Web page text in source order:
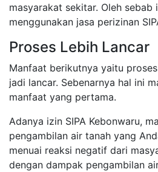
masyarakat sekitar. Oleh sebab
menggunakan jasa perizinan
Proses Lebih Lancar
Manfaat berikutnya yaitu
jadi lancar. Sebenarnya hal ini
manfaat yang pertama.
Adanya izin SIPA Kebonwaru,
pengambilan air tanah yang
menuai reaksi negatif dari
dengan dampak pengambilan